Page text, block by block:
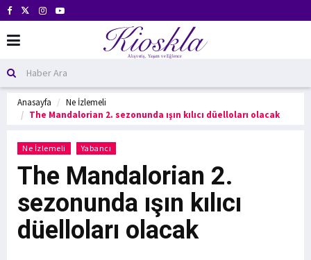
Anasayfa
Ne İzlemeli
The Mandalorian 2. sezonunda ışın kılıcı düelloları olacak
Ne İzlemeli Yabancı
The Mandalorian 2.
sezonunda ışın kılıcı
düelloları olacak